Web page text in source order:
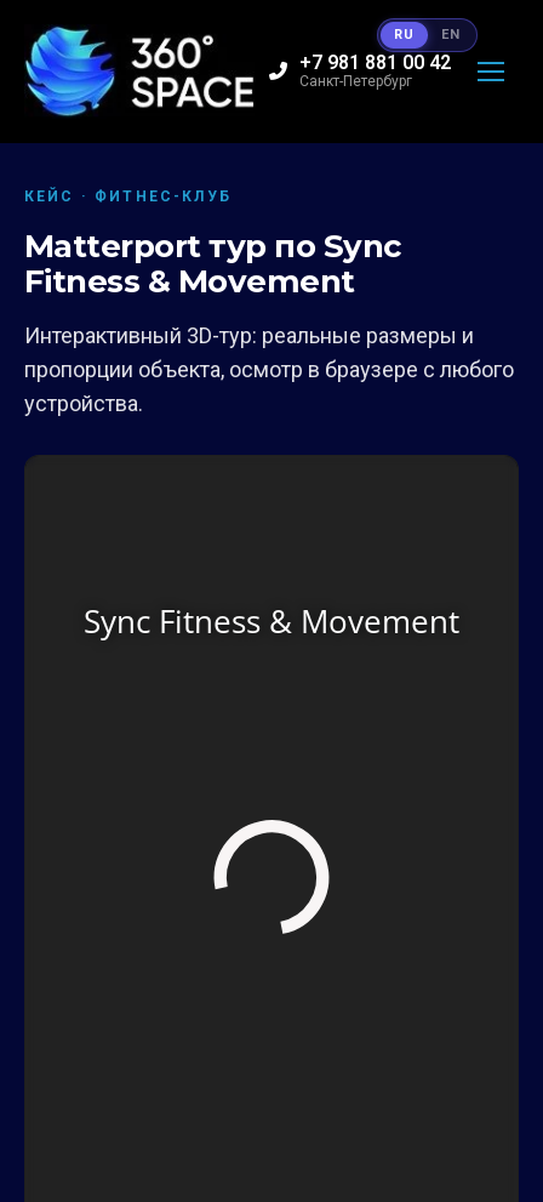
+7 981 881 00 42
Санкт-Петербург
КЕЙС · ФИТНЕС-КЛУБ
Matterport тур по Sync
Fitness & Movement
Интерактивный 3D-тур: реальные размеры и
пропорции объекта, осмотр в браузере с любого
устройства.
RU EN